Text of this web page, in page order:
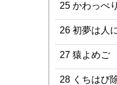
25 かわっぺ
26 初夢は人
27 猿よめご
28 くちはび